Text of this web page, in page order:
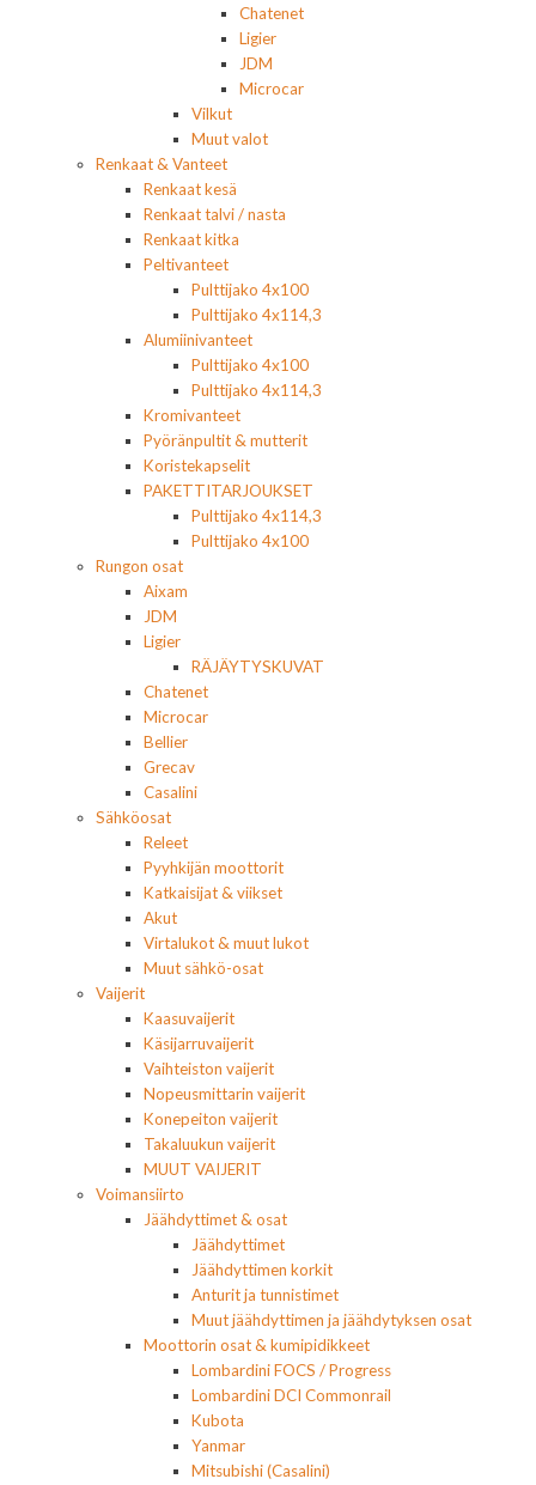
Chatenet
Ligier
JDM
Microcar
Vilkut
Muut valot
Renkaat & Vanteet
Renkaat kesä
Renkaat talvi / nasta
Renkaat kitka
Peltivanteet
Pulttijako 4x100
Pulttijako 4x114,3
Alumiinivanteet
Pulttijako 4x100
Pulttijako 4x114,3
Kromivanteet
Pyöränpultit & mutterit
Koristekapselit
PAKETTITARJOUKSET
Pulttijako 4x114,3
Pulttijako 4x100
Rungon osat
Aixam
JDM
Ligier
RÄJÄYTYSKUVAT
Chatenet
Microcar
Bellier
Grecav
Casalini
Sähköosat
Releet
Pyyhkijän moottorit
Katkaisijat & viikset
Akut
Virtalukot & muut lukot
Muut sähkö-osat
Vaijerit
Kaasuvaijerit
Käsijarruvaijerit
Vaihteiston vaijerit
Nopeusmittarin vaijerit
Konepeiton vaijerit
Takaluukun vaijerit
MUUT VAIJERIT
Voimansiirto
Jäähdyttimet & osat
Jäähdyttimet
Jäähdyttimen korkit
Anturit ja tunnistimet
Muut jäähdyttimen ja jäähdytyksen osat
Moottorin osat & kumipidikkeet
Lombardini FOCS / Progress
Lombardini DCI Commonrail
Kubota
Yanmar
Mitsubishi (Casalini)